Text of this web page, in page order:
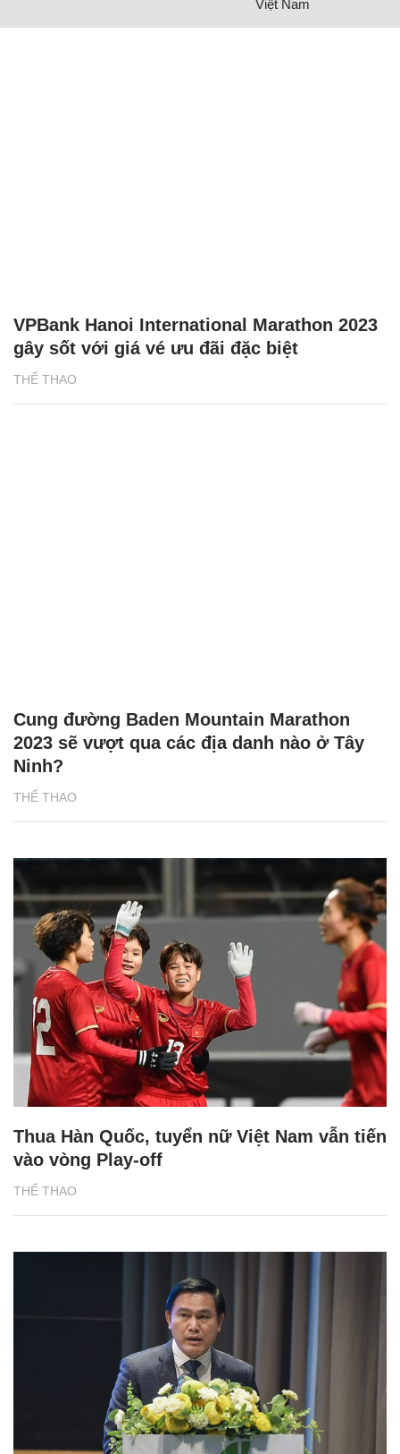
Việt Nam
THỂ THAO
VPBank Hanoi International Marathon 2023
gây sốt với giá vé ưu đãi đặc biệt
THỂ THAO
Cung đường Baden Mountain Marathon
2023 sẽ vượt qua các địa danh nào ở Tây
Ninh?
THỂ THAO
Thua Hàn Quốc, tuyển nữ Việt Nam vẫn tiến
vào vòng Play-off